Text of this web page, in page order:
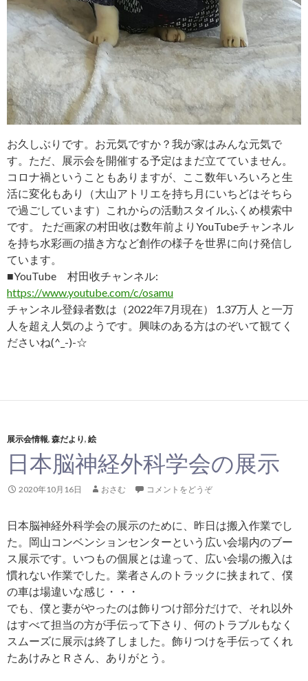
お久しぶりです。お元気ですか？我が家はみんな元気で
す。ただ、展示会を開催する予定はまだ立てていません。
コロナ禍ということもありますが、ここ数年いろいろと生
活に変化もあり（大山アトリエを持ち月にいちどはそちら
で過ごしています）これからの活動スタイルふくめ模索中
です。 ただ画家の村田收は数年前よりYouTubeチャンネル
を持ち水彩画の描き方など創作の様子を世界に向け発信し
ています。
■YouTube 村田收チャンネル:
https://www.youtube.com/c/osamu
チャンネル登録者数は（2022年7月現在） 1.37万人 と一万
人を超え人気のようです。興味のある方はのぞいて観てく
ださいね(^_-)-☆
展示会情報, 森だより, 絵
日本脳神経外科学会の展示
2020年10月16日 おさむ コメントをどうぞ
日本脳神経外科学会の展示のために、昨日は搬入作業でし
た。岡山コンベンションセンターという広い会場内のブー
ス展示です。いつもの個展とは違って、広い会場の搬入は
慣れない作業でした。業者さんのトラックに挟まれて、僕
の車は場違いな感じ・・・
でも、僕と妻がやったのは飾りつけ部分だけで、それ以外
はすべて担当の方が手伝って下さり、何のトラブルもなく
スムーズに展示は終了しました。飾りつけを手伝ってくれ
たあけみとＲさん、ありがとう。